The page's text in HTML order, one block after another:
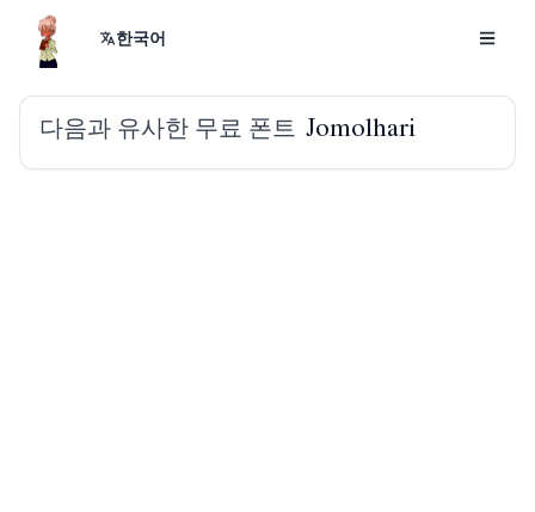
한국어
다음과 유사한 무료 폰트 Jomolhari